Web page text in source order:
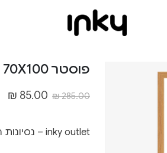
פוסטר 70X100 ס״מ – Outlet.272
₪285.00
₪ 85.00
inky outlet – נסיונות הדפסה, גדלים לא סטנדרטיים ופגמים קלים